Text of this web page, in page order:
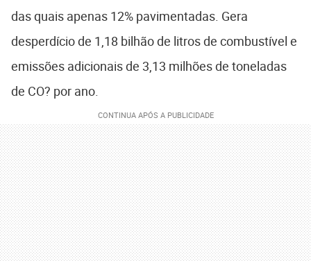
das quais apenas 12% pavimentadas. Gera
desperdício de 1,18 bilhão de litros de combustível e
emissões adicionais de 3,13 milhões de toneladas
de CO? por ano.